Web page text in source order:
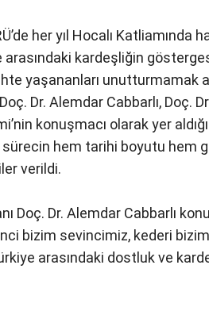
her yıl Hocalı Katliamında
kardeşliğin
yaşananları unutturmamak
Dr. Alemdar Cabbarlı, Doç.
konuşmacı olarak yer
hem tarihi boyutu hem
verildi.
Doç. Dr. Alemdar Cabbarlı
bizim sevincimiz, kederi
arasındaki dostluk ve